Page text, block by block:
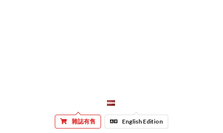
雜誌有售 English Edition